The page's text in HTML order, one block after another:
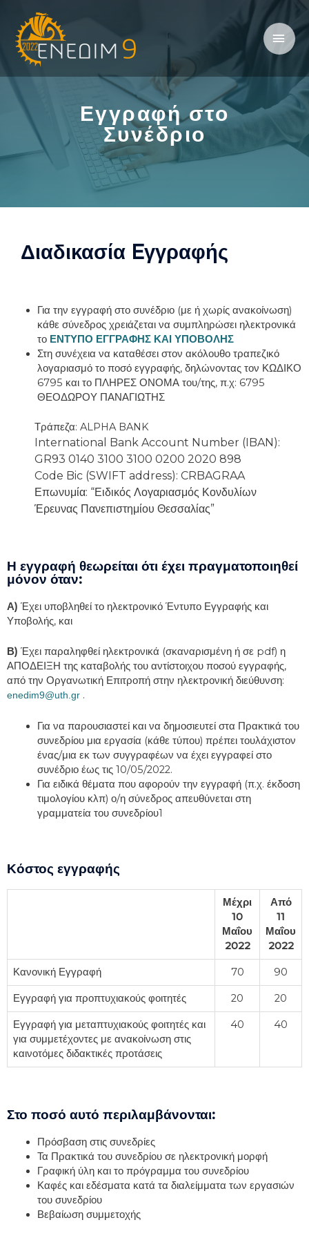
Εγγραφή στο
Συνέδριο
Διαδικασία Eγγραφής
Για την εγγραφή στο συνέδριο (με ή χωρίς ανακοίνωση)
κάθε σύνεδρος χρειάζεται να συμπληρώσει ηλεκτρονικά
το ΕΝΤΥΠΟ ΕΓΓΡΑΦΗΣ ΚΑΙ ΥΠΟΒΟΛΗΣ
Στη συνέχεια να καταθέσει στον ακόλουθο τραπεζικό
λογαριασμό το ποσό εγγραφής, δηλώνοντας τον ΚΩΔΙΚΟ
6795 και το ΠΛΗΡΕΣ ΟΝΟΜΑ του/της, π.χ: 6795
ΘΕΟΔΩΡΟΥ ΠΑΝΑΓΙΩΤΗΣ
Τράπεζα: ALPHA BANK
International Bank Account Number (IBAN):
GR93 0140 3100 3100 0200 2020 898
Code Bic (SWIFT address): CRBAGRAA
Επωνυμία: “Ειδικός Λογαριασμός Κονδυλίων
Έρευνας Πανεπιστημίου Θεσσαλίας”
Η εγγραφή θεωρείται ότι έχει πραγματοποιηθεί
μόνον όταν:
Α) Έχει υποβληθεί το ηλεκτρονικό Έντυπο Εγγραφής και
Υποβολής, και
Β) Έχει παραληφθεί ηλεκτρονικά (σκαναρισμένη ή σε pdf) η
ΑΠΟΔΕΙΞΗ της καταβολής του αντίστοιχου ποσού εγγραφής,
από την Οργανωτική Επιτροπή στην ηλεκτρονική διεύθυνση:
enedim9@uth.gr .
Για να παρουσιαστεί και να δημοσιευτεί στα Πρακτικά του
συνεδρίου μια εργασία (κάθε τύπου) πρέπει τουλάχιστον
ένας/μια εκ των συγγραφέων να έχει εγγραφεί στο
συνέδριο έως τις 10/05/2022.
Για ειδικά θέματα που αφορούν την εγγραφή (π.χ. έκδοση
τιμολογίου κλπ) ο/η σύνεδρος απευθύνεται στη
γραμματεία του συνεδρίου1
Κόστος εγγραφής
Μέχρι
10
Μαΐου
2022
Από
11
Μαΐου
2022
Κανονική Εγγραφή 70 90
Εγγραφή για προπτυχιακούς φοιτητές 20 20
Εγγραφή για μεταπτυχιακούς φοιτητές και
για συμμετέχοντες με ανακοίνωση στις
καινοτόμες διδακτικές προτάσεις
40 40
Στο ποσό αυτό περιλαμβάνονται:
Πρόσβαση στις συνεδρίες
Τα Πρακτικά του συνεδρίου σε ηλεκτρονική μορφή
Γραφική ύλη και το πρόγραμμα του συνεδρίου
Καφές και εδέσματα κατά τα διαλείμματα των εργασιών
του συνεδρίου
Βεβαίωση συμμετοχής